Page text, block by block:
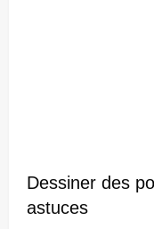
Dessiner des
astuces